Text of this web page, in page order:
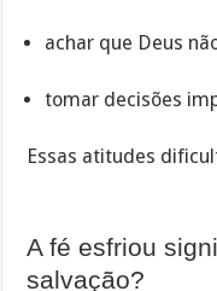
achar que Deus
tomar decisões
Essas atitudes
A fé esfriou
salvação?